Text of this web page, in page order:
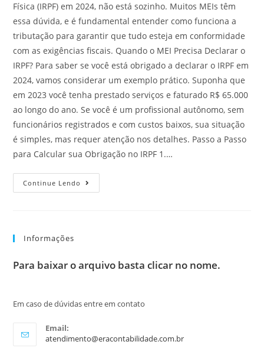
Física (IRPF) em 2024, não está sozinho. Muitos MEIs têm
essa dúvida, e é fundamental entender como funciona a
tributação para garantir que tudo esteja em conformidade
com as exigências fiscais. Quando o MEI Precisa Declarar o
IRPF? Para saber se você está obrigado a declarar o IRPF em
2024, vamos considerar um exemplo prático. Suponha que
em 2023 você tenha prestado serviços e faturado R$ 65.000
ao longo do ano. Se você é um profissional autônomo, sem
funcionários registrados e com custos baixos, sua situação
é simples, mas requer atenção nos detalhes. Passo a Passo
para Calcular sua Obrigação no IRPF 1.…
Continue Lendo
Informações
Para baixar o arquivo basta clicar no nome.
Em caso de dúvidas entre em contato
Email:
atendimento@eracontabilidade.com.br